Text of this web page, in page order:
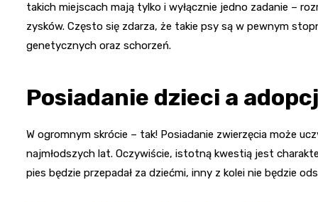
takich miejscach mają tylko i wyłącznie jedno zadanie –
zysków. Często się zdarza, że takie psy są w pewnym
genetycznych oraz schorzeń.
Posiadanie dzieci a
W ogromnym skrócie – tak! Posiadanie zwierzęcia może
najmłodszych lat. Oczywiście, istotną kwestią jest
pies będzie przepadał za dziećmi, inny z kolei nie będzie